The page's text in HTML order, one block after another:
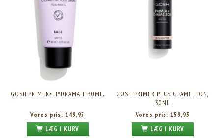
GOSH PRIMER+ HYDRAMATT, 30ML.
Vores pris: 149,95
LÆG I KURV
GOSH PRIMER PLUS CHAMELEON,
30ML
Vores pris: 159,95
LÆG I KURV